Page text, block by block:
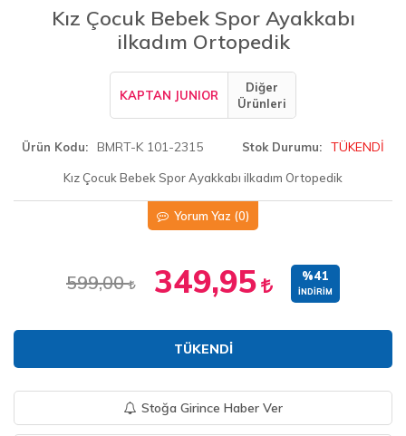
Kız Çocuk Bebek Spor Ayakkabı
ilkadım Ortopedik
KAPTAN JUNIOR
Diğer
Ürünleri
Ürün Kodu BMRT-K 101-2315 Stok Durumu TÜKENDİ
Kız Çocuk Bebek Spor Ayakkabı ilkadım Ortopedik
Yorum Yaz (0)
599,00 349,95 %41
İNDIRIM
TÜKENDI
Stoğa Girince Haber Ver